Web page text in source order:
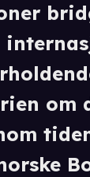
om